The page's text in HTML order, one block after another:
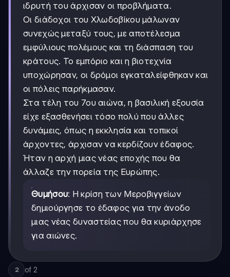
ιδρυτή του άρχισαν οι προβλήματα.
Οι διάδοχοι του Χλωδοβίκου μάλωναν
συνεχώς μεταξύ τους, με αποτέλεσμα
εμφύλιους πολέμους και τη διάσπαση του
κράτους. Το εμπόριο και η βιοτεχνία
υποχώρησαν, οι δρόμοι εγκαταλείφθηκαν και
οι πόλεις παρήκμασαν.
Στα τέλη του 7ου αιώνα, η βασιλική εξουσία
είχε εξασθενήσει τόσο πολύ που άλλες
δυνάμεις, όπως η εκκλησία και τοπικοί
άρχοντες, άρχισαν να κερδίζουν έδαφος.
Ήταν η αρχή μιας νέας εποχής που θα
άλλαζε την πορεία της Ευρώπης.
Θυμήσου: Η κρίση των Μεροβιγγείων
δημιούργησε το έδαφος για την άνοδο
μιας νέας δυναστείας που θα κυριάρχησε
για αιώνες.
2 of 2